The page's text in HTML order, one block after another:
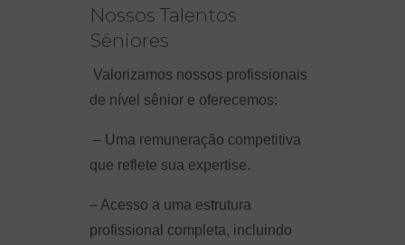
Nossos Talentos
Sêniores
Valorizamos nossos profissionais
de nível sênior e oferecemos:
– Uma remuneração competitiva
que reflete sua expertise.
– Acesso a uma estrutura
profissional completa, incluindo